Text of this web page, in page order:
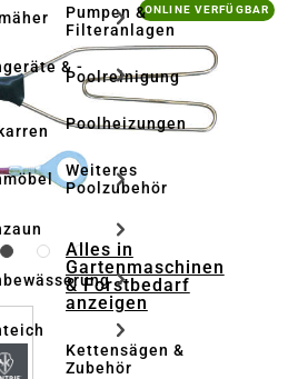
& -
Pumpen &
Filteranlagen
Poolreinigung
Poolheizungen
Weiteres
Poolzubehör
Alles in
Gartenmaschinen
& Forstbedarf
anzeigen
Kettensägen &
Zubehör
ONLINE VERFÜGBAR